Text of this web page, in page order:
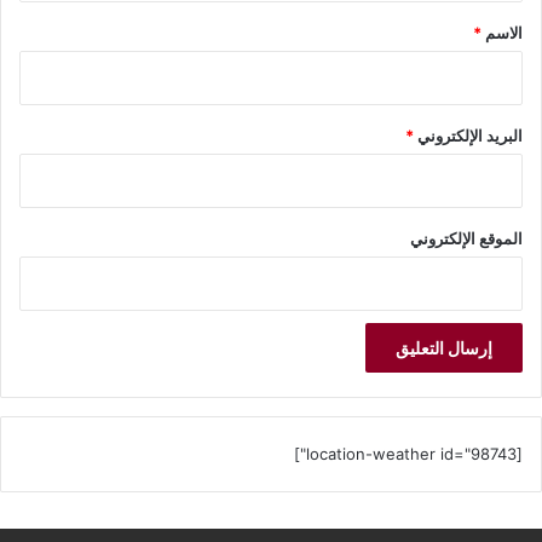
*
الاسم *
البريد الإلكتروني*
الموقع الإلكتروني
[location-weather id="98743"]